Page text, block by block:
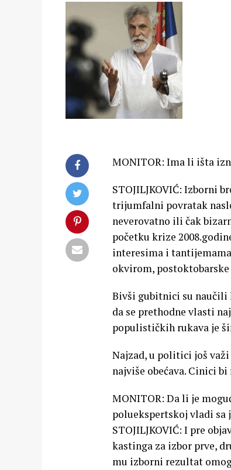
MONITOR: Ima li išta
STOJILJKOVIĆ: Izborni
trijumfalni povratak
neverovatno ili čak
početku krize
interesima i
okvirom,
Bivši gubitnici su naučili
da se prethodne vlasti
populističkih rukava je
Najzad, u politici još
najviše obećava. Cinici
MONITOR: Da li je
poluekspertskoj vladi
STOJILJKOVIĆ: I pre
kastinga za izbor prve,
mu izborni rezultat